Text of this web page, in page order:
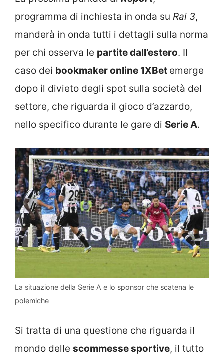
programma di inchiesta in onda su Rai 3,
manderà in onda tutti i dettagli sulla norma
per chi osserva le partite dall’estero. Il
caso dei bookmaker online 1XBet emerge
dopo il divieto degli spot sulla società del
settore, che riguarda il gioco d’azzardo,
nello specifico durante le gare di Serie A.
La situazione della Serie A e lo sponsor che scatena le
polemiche
Si tratta di una questione che riguarda il
mondo delle scommesse sportive, il tutto